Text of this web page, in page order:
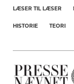
LÆSER TIL LÆSER
HISTORIE TEORI